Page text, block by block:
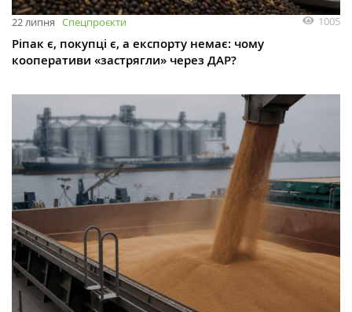
22 липня Спецпроєкти 1005
Ріпак є, покупці є, а експорту немає: чому
кооперативи «застрягли» через ДАР?